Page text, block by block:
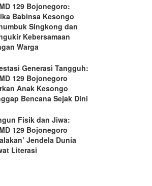
129 Bojonegoro:
Babinsa Kesongo
Singkong dan
Kebersamaan
Warga
Generasi Tangguh:
129 Bojonegoro
Anak Kesongo
Bencana Sejak Dini
Fisik dan Jiwa:
129 Bojonegoro
Jendela Dunia
Literasi